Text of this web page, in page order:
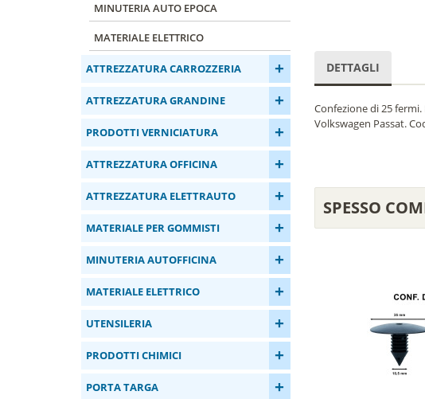
MINUTERIA AUTO EPOCA
MATERIALE ELETTRICO
ATTREZZATURA CARROZZERIA +
ATTREZZATURA GRANDINE +
PRODOTTI VERNICIATURA +
ATTREZZATURA OFFICINA +
ATTREZZATURA ELETTRAUTO +
MATERIALE PER GOMMISTI +
MINUTERIA AUTOFFICINA +
MATERIALE ELETTRICO +
UTENSILERIA +
PRODOTTI CHIMICI +
PORTA TARGA +
DETTAGLI
Confezione di 25 fermi.
Volkswagen Passat.
SPESSO